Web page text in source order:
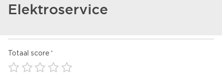
Elektroservice
Totaal score